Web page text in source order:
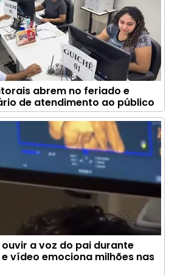
abrem no feriado e
de atendimento ao público
a voz do pai durante
vídeo emociona milhões nas